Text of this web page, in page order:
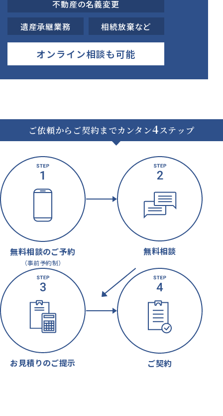
不動産の名義変更
遺産承継業務
相続放棄など
オンライン相談も可能
ご依頼からご契約までカンタン4ステップ
無料相談のご予約
（事前予約制）
無料相談
お見積りのご提示 ご契約